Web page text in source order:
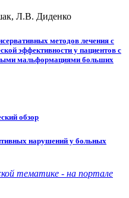
Л.В. Диденко
методов лечения с
эффективности у пациентов с
мальформациями больших
обзор
нарушений у больных
тематике - на портале